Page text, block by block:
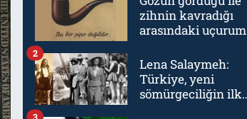
zihnin kavradığı
arasındaki uçurum
Lena Salaymeh:
Türkiye, yeni
sömürgeciliğin ilk
2